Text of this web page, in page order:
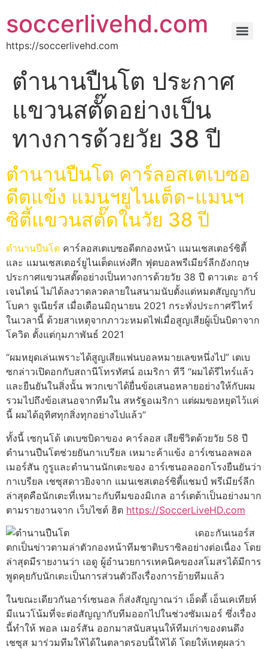
soccerlivehd.com
https://soccerlivehd.com
ตำนานปืนโต ประกาศ
แขวนสตั๊ดอย่างเป็น
ทางการด้วยวัย 38 ปี
ตำนานปืนโต คาร์ลอสเตเบซอ
ดีตแข้ง แมนฯยูไนเต็ด-แมนฯ
ซิตี้แขวนสตั๊ดในวัย 38 ปี
ตำนานปืนโต คาร์ลอสเตเบซอดีตกองหน้า แมนเชสเตอร์ซิตี้
และ แมนเชสเตอร์ยูไนเต็ดแห่งศึก ฟุตบอลพรีเมียร์ลีกอังกฤษ
ประกาศแขวนสตั๊ดอย่างเป็นทางการด้วยวัย 38 ปี ดาวเตะ อาร์
เจนไตน์ ไม่ได้ลงวาดลวดลายในสนามนับตั้งแต่หมดสัญญากับ
โบคา จูเนียร์ส เมื่อเดือนมิถุนายน 2021 กระทั่งประกาศรีไทร์
ในเวลานี้ ด้วยสาเหตุจากภาวะหมดไฟเมื่อสูญเสียผู้เป็นบิดาจาก
โควิด ตั้งแต่กุมภาพันธ์ 2021
“ผมหยุดเล่นเพราะได้สูญเสียแฟนบอลหมายเลขหนึ่งไป” เตเบ
ซกล่าวเปิดอกกับสถานีโทรทัศน์ อเมริกา ทีวี “ผมได้รีไทร์แล้ว
และยืนยันในสิ่งนั้น พวกเขาได้ยื่นข้อเสนอหลายอย่างให้กับผม
รวมไปถึงข้อเสนอจากทีมใน สหรัฐอเมริกา แต่ผมขอหยุดไว้แค่
นี้ ผมได้อุทิศทุกสิ่งทุกอย่างไปแล้ว”
ทั้งนี้ เซกุนโด้ เตเบซบิดาของ คาร์ลอส เสียชีวิตด้วยวัย 58 ปี
ตำนานปืนโตช่วยยันกาเบรียล เหมาะค้าแข้ง อาร์เซนอลพอล
เมอร์สัน กูรูและตำนานนักเตะของ อาร์เซนอลออกโรงยืนยันว่า
กาเบรียล เชซุสดาวยิงจาก แมนเชสเตอร์ซิตี้แชมป์ พรีเมียร์ลีก
ล่าสุดคือนักเตะที่เหมาะกับทีมของมิเกล อาร์เตต้าเป็นอย่างมาก
ตามรายงานจาก เว็บไซต์ ฮิต https://SoccerLiveHD.com
เดอะกันเนอร์ส
ตกเป็นข่าวตามล่าตัวกองหน้าทีมชาติบราซิลอย่างต่อเนื่อง โดย
ล่าสุดมีรายงานว่า เอดู ผู้อำนวยการเทคนิคของสโมสรได้มีการ
พูดคุยกับนักเตะเป็นการส่วนตัวถึงเรื่องการย้ายทีมแล้ว
ในขณะเดียวกันอาร์เซนอล ก็ส่งสัญญาณว่า เอ็ดดี้ เอ็นเคเทียห์
มีแนวโน้มที่จะต่อสัญญากับทีมออกไปในช่วงซัมเมอร์ ซึ่งเรื่อง
นี้ทำให้ พอล เมอร์สัน ออกมาสนับสนุนให้ทีมเก่าของตนดึง
เชซุส มาร่วมทีมให้ได้ในตลาดรอบนี้ให้ได้ โดยให้เหตุผลว่า